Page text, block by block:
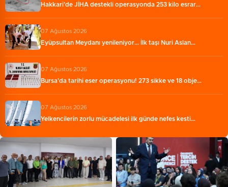
Hakkari'de JİHA destekli operasyonda 253 kilo esrar…
07 Ağustos 2026
Eyüpsultan Meydanı yenileniyor... İlk taşı Nuri Aslan…
07 Ağustos 2026
Bursa'da tarihi eser operasyonu! 273 sikke ve 18 obje…
07 Ağustos 2026
Yelkencilerin zorlu mücadelesi ilk günde nefes kesti…